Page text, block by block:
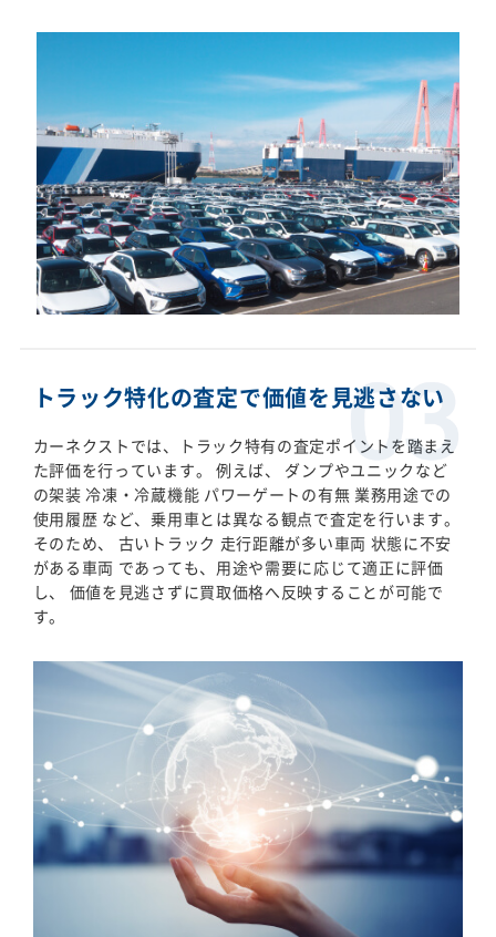
トラック特化の査定で価値を見逃さない
カーネクストでは、トラック特有の査定ポイントを踏まえ
た評価を行っています。 例えば、 ダンプやユニックなど
の架装 冷凍・冷蔵機能 パワーゲートの有無 業務用途での
使用履歴 など、乗用車とは異なる観点で査定を行います。
そのため、 古いトラック 走行距離が多い車両 状態に不安
がある車両 であっても、用途や需要に応じて適正に評価
し、 価値を見逃さずに買取価格へ反映することが可能で
す。